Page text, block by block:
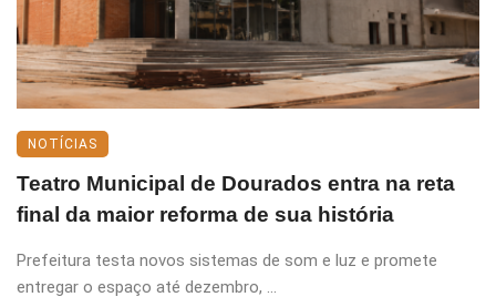
NOTÍCIAS
Teatro Municipal de Dourados entra na reta
final da maior reforma de sua história
Prefeitura testa novos sistemas de som e luz e promete
entregar o espaço até dezembro, ...